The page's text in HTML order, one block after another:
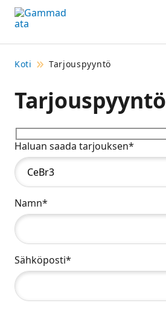
Siirry
pääsisältöönt
Koti Tarjouspyyntö
Tarjouspyyntö
Haluan saada tarjouksen*
Namn*
Sähköposti*